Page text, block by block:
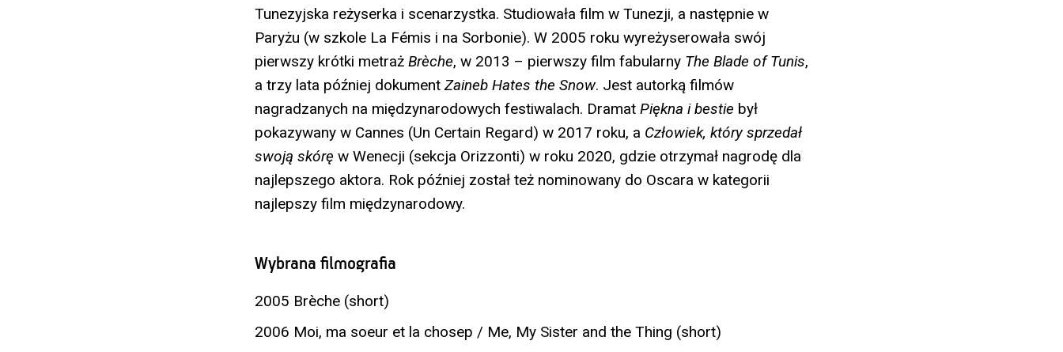
Tunezyjska reżyserka i scenarzystka. Studiowała film w Tunezji, a następnie w
Paryżu (w szkole La Fémis i na Sorbonie). W 2005 roku wyreżyserowała swój
pierwszy krótki metraż Brèche, w 2013 – pierwszy film fabularny The Blade of Tunis,
a trzy lata później dokumentZaineb Hates the Snow. Jest autorką filmów
nagradzanych na międzynarodowych festiwalach. Dramat Piękna i bestie był
pokazywany w Cannes (Un Certain Regard) w 2017 roku, a Człowiek, który sprzedał
swoją skórę w Wenecji (sekcja Orizzonti) w roku 2020, gdzie otrzymał nagrodę dla
najlepszego aktora. Rok później został też nominowany do Oscara w kategorii
najlepszy film międzynarodowy.
Wybrana filmografia
2005 Brèche (short)
2006 Moi, ma soeur et la chosep / Me, My Sister and the Thing (short)